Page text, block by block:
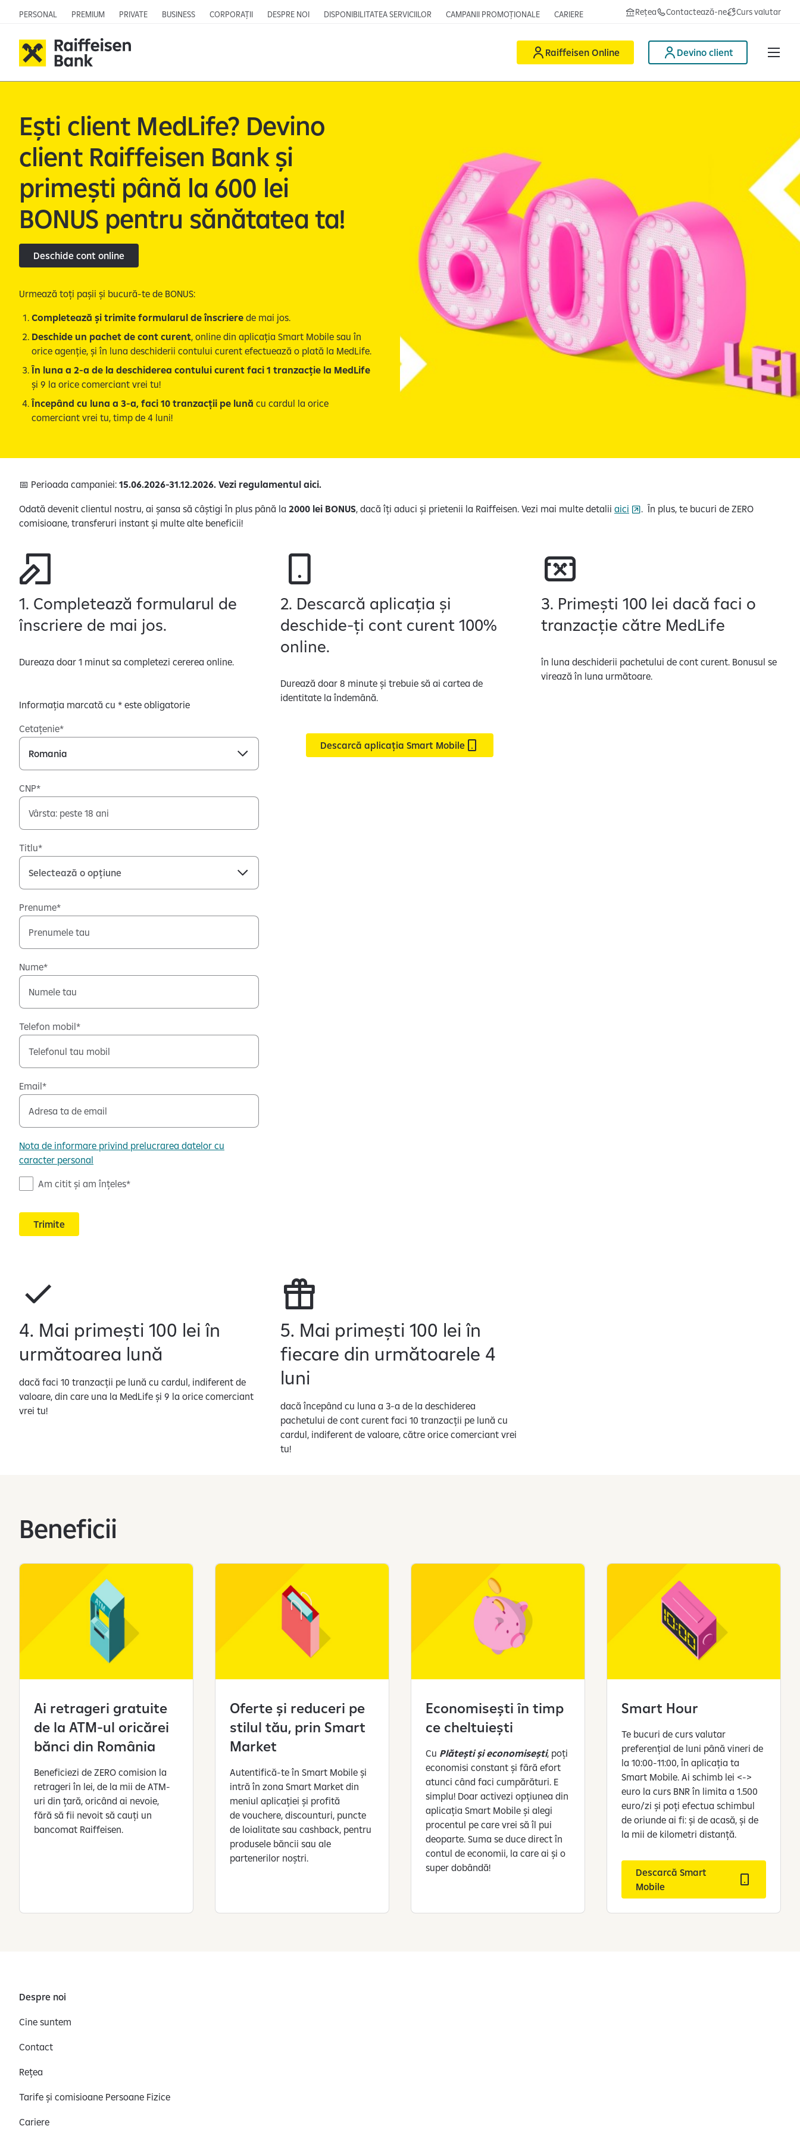
PERSONAL PREMIUM PRIVATE BUSINESS CORPORAȚII DESPRE NOI DISPONIBILITATEA SERVICIILOR CAMPANII PROMOȚIONALE CARIERE Rețea Contactează-ne Curs valutar
Raiffeisen Online Devino client
Ești client MedLife? Devino
client Raiffeisen Bank și
primești până la 600 lei
BONUS pentru sănătatea ta!
Deschide cont online
Urmează toți pașii și bucură-te de BONUS:
Completează și trimite formularul de înscrierede mai jos.
Deschide un pachet de cont curent, online din aplicația Smart Mobile sau în
orice agenție, și în luna deschiderii contului curent efectuează o plată la MedLife.
În luna a 2-a de la deschiderea contului curent faci 1 tranzacție la MedLife
și 9 la orice comerciant vrei tu!
Începând cu luna a 3-a, faci 10 tranzacții pe lună cu cardul la orice
comerciant vrei tu, timp de 4 luni!
📅 Perioada campaniei: 15.06.2026-31.12.2026. Vezi regulamentul aici.
Odată devenit clientul nostru, ai șansa să câștigi în plus până la 2000 lei BONUS, dacă îți aduci și prietenii la Raiffeisen. Vezi mai multe detalii aici
. În plus, te bucuri de ZERO
comisioane, transferuri instant și multe alte beneficii!
1. Completează formularul de
înscriere de mai jos.
Dureaza doar 1 minut sa completezi cererea online.
Informația marcată cu * este obligatorie
Cetațenie
CNP
Titlu
Prenume
Nume
Telefon mobil
Email
Nota de informare privind prelucrarea datelor cu
caracter personal
t
r
m
a
e
c
u
a
r
t
s
n
a
Am citit și am înțeles
Trimite
2. Descarcă aplicația și
deschide-ți cont curent 100%
online.
Durează doar 8 minute și trebuie să ai cartea de
identitate la îndemână.
Descarcă aplicația Smart Mobile
3. Primești 100 lei dacă faci o
tranzacție către MedLife
în luna deschiderii pachetului de cont curent. Bonusul se
virează în luna următoare.
4. Mai primești 100 lei în
următoarea lună
dacă faci 10 tranzacții pe lună cu cardul, indiferent de
valoare, din care una la MedLife și 9 la orice comerciant
vrei tu!
5. Mai primești 100 lei în
fiecare din următoarele 4
luni
dacă începând cu luna a 3-a de la deschiderea
pachetului de cont curent faci 10 tranzacții pe lună cu
cardul, indiferent de valoare, către orice comerciant vrei
tu!
Beneficii
Ai retrageri gratuite
de la ATM-ul oricărei
bănci din România
Beneficiezi de ZERO comision la
retrageri în lei, de la mii de ATM-
uri din țară, oricând ai nevoie,
fără să fii nevoit să cauți un
bancomat Raiffeisen.
Oferte și reduceri pe
stilul tău, prin Smart
Market
Autentifică-te în Smart Mobile și
intră în zona Smart Market din
meniul aplicației și profită
de vouchere, discounturi, puncte
de loialitate sau cashback, pentru
produsele băncii sau ale
partenerilor noștri.
Economisești în timp
ce cheltuiești
Cu Plătești și economisești, poți
economisi constant și fără efort
atunci când faci cumpărături. E
simplu! Doar activezi opțiunea din
aplicația Smart Mobile și alegi
procentul pe care vrei să îl pui
deoparte. Suma se duce direct în
contul de economii, la care ai și o
super dobândă!
Smart Hour
Te bucuri de curs valutar
preferențial de luni până vineri de
la 10:00-11:00, în aplicația ta
Smart Mobile. Ai schimb lei <->
euro la curs BNR în limita a 1.500
euro/zi și poți efectua schimbul
de oriunde ai fi: și de acasă, și de
la mii de kilometri distanță.
Descarcă Smart
Mobile
Despre noi
Cine suntem
Contact
Rețea
Tarife și comisioane Persoane Fizice
Cariere